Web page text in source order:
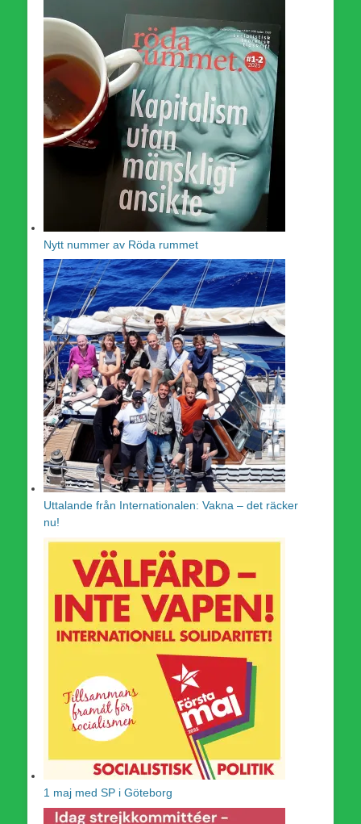
Nytt nummer av Röda rummet
Uttalande från Internationalen: Vakna – det räcker
nu!
1 maj med SP i Göteborg